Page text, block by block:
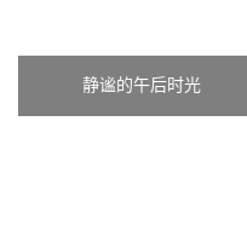
静谧的午后时光